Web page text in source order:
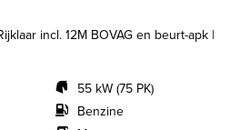
incl. 12M BOVAG en beurt-apk |
55 kW (75 PK)
Benzine